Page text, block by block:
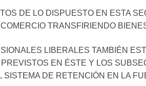
DE LO DISPUESTO EN ESTA
TRANSFIRIENDO
LIBERALES TAMBIÉN
EN ÉSTE Y LOS
SISTEMA DE RETENCIÓN EN LA